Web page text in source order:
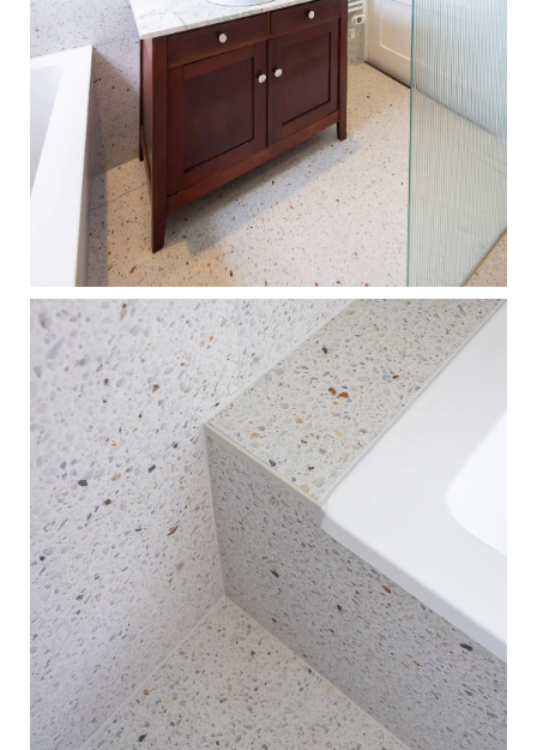
toevoeging aan de
woning. Het
leidingwerk (water,
afvoer en elektra) is
volledig nieuw
aangelegd.
De badkamer is
voorzien van een
ruim ligbad, een
inloopdouche met
regendouche en
inbouwkraan en een
strakke, moderne
afwerking. Ook de
oude
badkamerlocatie
hebben we
aangepakt: daar is nu
een ruim en volledig
nieuw toilet gemaakt